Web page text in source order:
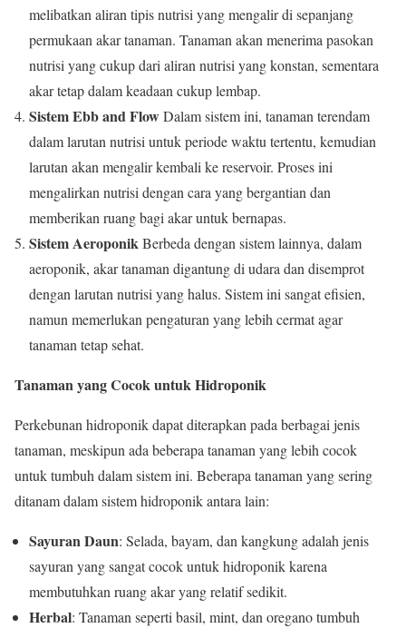
melibatkan aliran tipis nutrisi yang mengalir di sepanjang
permukaan akar tanaman. Tanaman akan menerima pasokan
nutrisi yang cukup dari aliran nutrisi yang konstan, sementara
akar tetap dalam keadaan cukup lembap.
Sistem Ebb and FlowDalam sistem ini, tanaman terendam
dalam larutan nutrisi untuk periode waktu tertentu, kemudian
larutan akan mengalir kembali ke reservoir. Proses ini
mengalirkan nutrisi dengan cara yang bergantian dan
memberikan ruang bagi akar untuk bernapas.
Sistem AeroponikBerbeda dengan sistem lainnya, dalam
aeroponik, akar tanaman digantung di udara dan disemprot
dengan larutan nutrisi yang halus. Sistem ini sangat efisien,
namun memerlukan pengaturan yang lebih cermat agar
tanaman tetap sehat.
Tanaman yang Cocok untuk Hidroponik
Perkebunan hidroponik dapat diterapkan pada berbagai jenis
tanaman, meskipun ada beberapa tanaman yang lebih cocok
untuk tumbuh dalam sistem ini. Beberapa tanaman yang sering
ditanam dalam sistem hidroponik antara lain:
Sayuran Daun: Selada, bayam, dan kangkung adalah jenis
sayuran yang sangat cocok untuk hidroponik karena
membutuhkan ruang akar yang relatif sedikit.
Herbal: Tanaman seperti basil, mint, dan oregano tumbuh